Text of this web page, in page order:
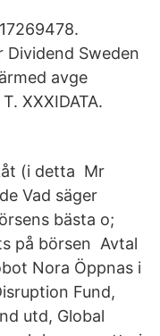
Sweden
avge
XXXIDATA.
(i detta Mr
Vad säger
bästa o;
på börsen Avtal
Nora Öppnas i
Fund,
utd, Global